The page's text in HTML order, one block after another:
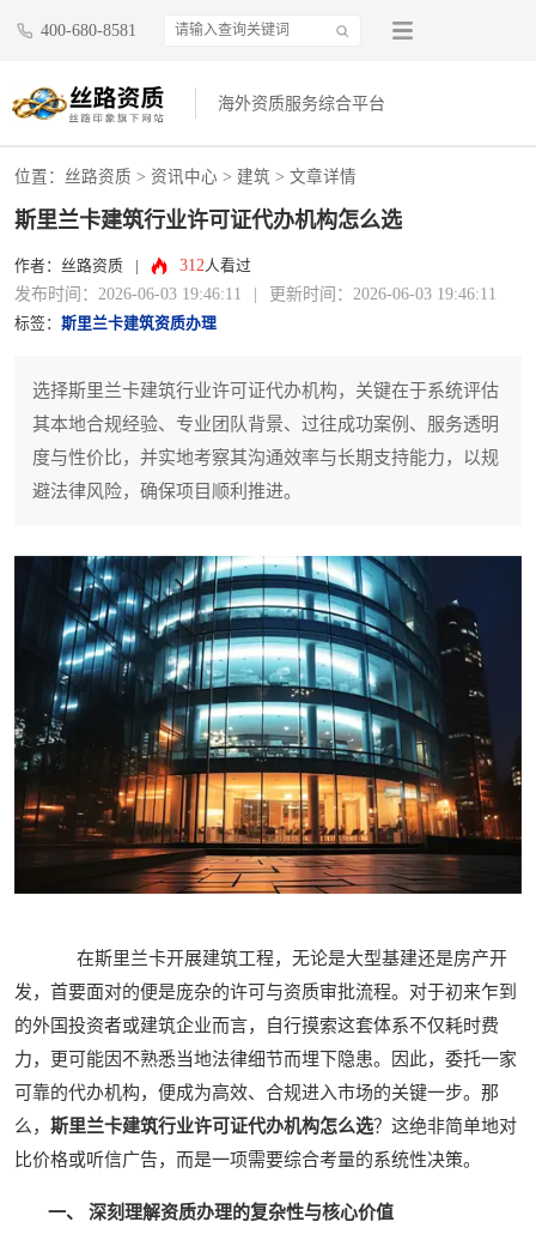
400-680-8581
海外资质服务综合平台
位置： 丝路资质 > 资讯中心 > 建筑 > 文章详情
斯里兰卡建筑行业许可证代办机构怎么选
作者：丝路资质 312人看过
发布时间：2026-06-03 19:46:11 更新时间：2026-06-03 19:46:11
标签： 斯里兰卡建筑资质办理
选择斯里兰卡建筑行业许可证代办机构，关键在于系统评估
其本地合规经验、专业团队背景、过往成功案例、服务透明
度与性价比，并实地考察其沟通效率与长期支持能力，以规
避法律风险，确保项目顺利推进。
在斯里兰卡开展建筑工程，无论是大型基建还是房产开
发，首要面对的便是庞杂的许可与资质审批流程。对于初来乍到
的外国投资者或建筑企业而言，自行摸索这套体系不仅耗时费
力，更可能因不熟悉当地法律细节而埋下隐患。因此，委托一家
可靠的代办机构，便成为高效、合规进入市场的关键一步。那
么， 斯里兰卡建筑行业许可证代办机构怎么选？这绝非简单地对
比价格或听信广告，而是一项需要综合考量的系统性决策。
一、 深刻理解资质办理的复杂性与核心价值